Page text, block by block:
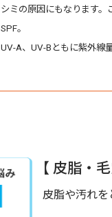
シミの原因にもなります。
SPF。
UV-A、UV-Bともに紫外線
【 皮脂・毛
皮脂や汚れ